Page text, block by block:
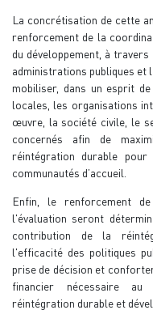
La concrétisation de cette
renforcement de la
du développement, à
administrations publiques et
mobiliser, dans un esprit
locales, les organisations
œuvre, la société civile, le
concernés afin de
réintégration durable
communautés d’accueil.
Enfin, le renforcement
l'évaluation seront
contribution de la
l'efficacité des politiques
prise de décision et
financier nécessaire
réintégration durable et